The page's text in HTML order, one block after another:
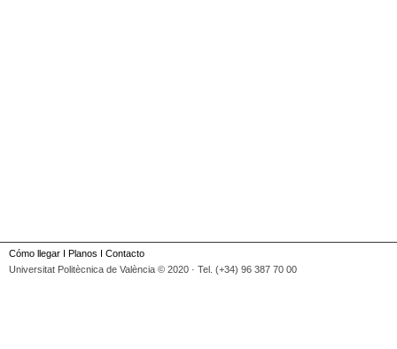
Cómo llegar I Planos I Contacto
Universitat Politècnica de València © 2020 · Tel. (+34) 96 387 70 00